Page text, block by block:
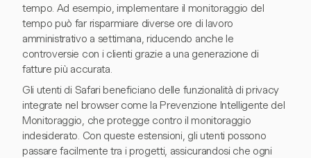
tempo. Ad esempio, implementare il monitoraggio del
tempo può far risparmiare diverse ore di lavoro
amministrativo a settimana, riducendo anche le
controversie con i clienti grazie a una generazione di
fatture più accurata.
Gli utenti di Safari beneficiano delle funzionalità di privacy
integrate nel browser come la Prevenzione Intelligente del
Monitoraggio, che protegge contro il monitoraggio
indesiderato. Con queste estensioni, gli utenti possono
passare facilmente tra i progetti, assicurandosi che ogni